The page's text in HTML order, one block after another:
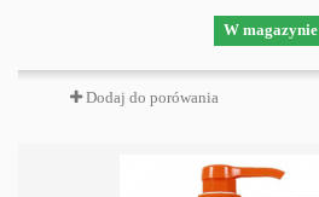
W magazynie
Dodaj do porówania